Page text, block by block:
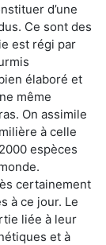
d’une
Ce sont des
est régi par
élaboré et
même
On assimile
à celle
espèces
certainement
à ce jour. Le
liée à leur
et à